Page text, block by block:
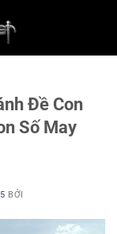
Đề Con
Số May
BỞI